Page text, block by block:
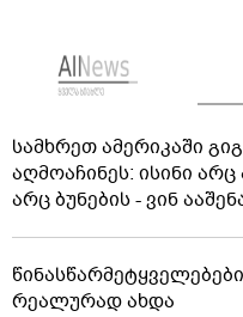
სამხრეთ ამერიკაში
აღმოაჩინეს: ისინი
არც ბუნების - ვინ
რეალურად ახდა